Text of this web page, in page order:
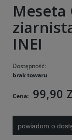
Meseta
INEI
Dostępność:
brak towaru
Cena: 99,90
powiadom o